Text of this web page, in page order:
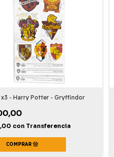
- Harry Potter - Gryffindor
con Transferencia